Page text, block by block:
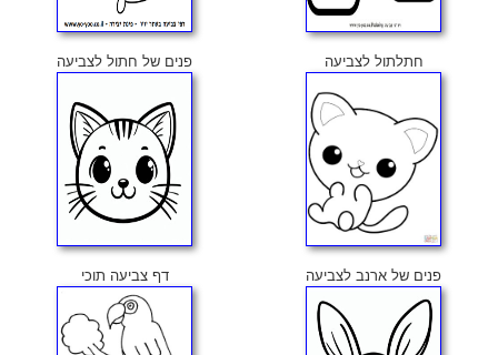
חתלתול לצביעה פנים של חתול לצביעה
פנים של ארנב לצביעה דף צביעה תוכי